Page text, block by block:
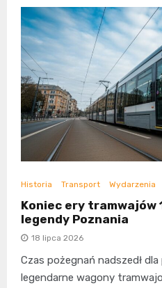
Historia Transport Wydarzenia
Koniec ery tramwajów
legendy Poznania
18 lipca 2026
Czas pożegnań nadszedł
legendarne wagony